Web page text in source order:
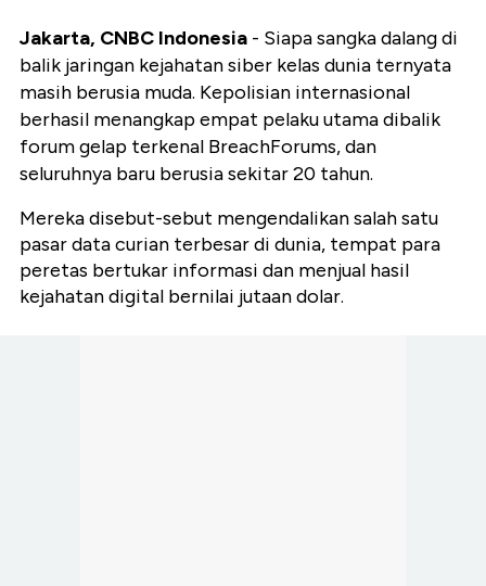
Jakarta, CNBC Indonesia - Siapa sangka dalang di
balik jaringan kejahatan siber kelas dunia ternyata
masih berusia muda. Kepolisian internasional
berhasil menangkap empat pelaku utama dibalik
forum gelap terkenal BreachForums, dan
seluruhnya baru berusia sekitar 20 tahun.
Mereka disebut-sebut mengendalikan salah satu
pasar data curian terbesar di dunia, tempat para
peretas bertukar informasi dan menjual hasil
kejahatan digital bernilai jutaan dolar.